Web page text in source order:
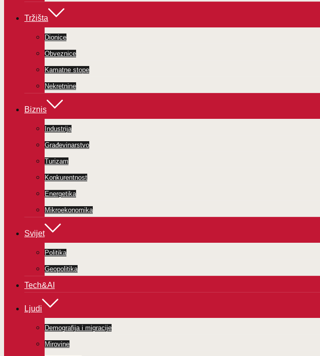
Tržišta
Dionice
Obveznice
Kamatne stope
Nekretnine
Biznis
Industrija
Građevinarstvo
Turizam
Konkurentnost
Energetika
Mikroekonomika
Svijet
Politika
Geopolitika
Tech&AI
Ljudi
Demografija i migracije
Mirovine